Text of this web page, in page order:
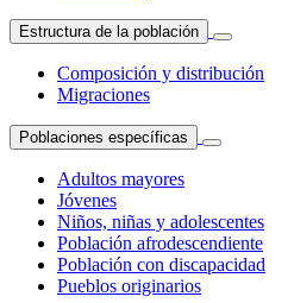
Estructura de la población
Composición y distribución
Migraciones
Poblaciones específicas
Adultos mayores
Jóvenes
Niños, niñas y adolescentes
Población afrodescendiente
Población con discapacidad
Pueblos originarios